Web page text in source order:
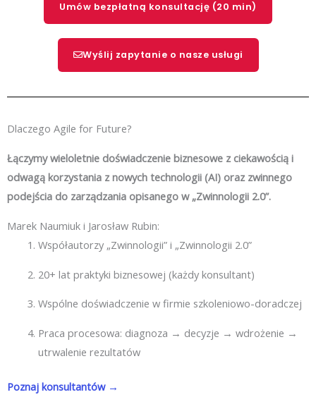
Umów bezpłatną konsultację (20 min)
Wyślij zapytanie o nasze usługi
Dlaczego Agile for Future?
Łączymy wieloletnie doświadczenie biznesowe z ciekawością i
odwagą korzystania z nowych technologii (AI) oraz zwinnego
podejścia do zarządzania opisanego w „Zwinnologii 2.0”.
Marek Naumiuk i Jarosław Rubin:
Współautorzy „Zwinnologii” i „Zwinnologii 2.0”
20+ lat praktyki biznesowej (każdy konsultant)
Wspólne doświadczenie w firmie szkoleniowo-doradczej
Praca procesowa: diagnoza → decyzje → wdrożenie →
utrwalenie rezultatów
Poznaj konsultantów →